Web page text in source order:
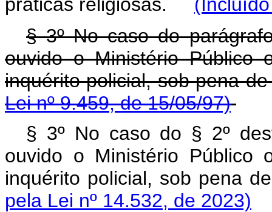
§ 3º No caso do
ouvido o Ministério Público
inquérito policial, sob pena
Lei nº 9.459, de 15/05/97)
§ 3º No caso do § 2º
ouvido o Ministério Público
inquérito policial, sob
pela Lei nº 14.532, de 2023)